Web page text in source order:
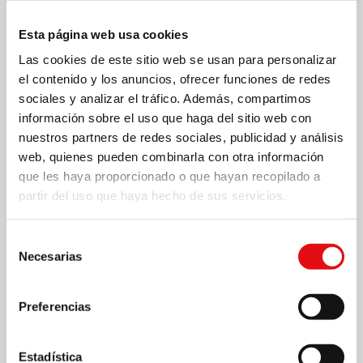
Esta página web usa cookies
Las cookies de este sitio web se usan para personalizar
el contenido y los anuncios, ofrecer funciones de redes
sociales y analizar el tráfico. Además, compartimos
información sobre el uso que haga del sitio web con
nuestros partners de redes sociales, publicidad y análisis
web, quienes pueden combinarla con otra información
que les haya proporcionado o que hayan recopilado a
partir del uso que haya hecho de sus servicios.
Necesarias
Preferencias
Estadística
Retiro anual en el Centro Espiritual